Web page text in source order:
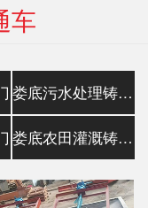
车
娄底污水处理铸铁镶铜闸门
娄底农田灌溉铸铁闸门